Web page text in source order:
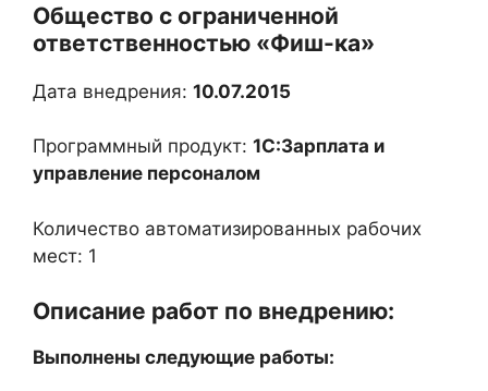
Общество с ограниченной
ответственностью «Фиш-ка»
Дата внедрения: 10.07.2015
Программный продукт: 1С:Зарплата и
управление персоналом
Количество автоматизированных рабочих
мест: 1
Описание работ по внедрению:
Выполнены следующие работы: